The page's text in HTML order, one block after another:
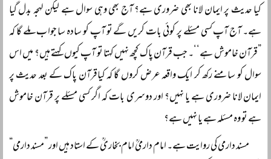
کیا حدیث پر ایمان لانا بھی ضروری ہے؟ آج بھی وہی سوال ہے لیکن لہجہ بدل گیا
ہے۔ آج آپ کسی مسئلے پر کوئی بات کریں گے تو آپ کو سادہ سا جواب ملے گا کہ
”قرآن خاموش ہے‘‘۔ جب قرآن پاک کچھ نہیں کہتا تو آپ کیوں کہتے ہیں؟ میں اس
سوال کو سامنے رکھ کر ایک واقعہ عرض کروں گا کہ کیاقرآن پاک کے بعد حدیث پر
ایمان لانا ضروری ہے یا نہیں؟ اور دوسری بات کہ اگر کسی مسئلے پر قرآن خاموش
ہے تو وہ مسئلہ ہے یا نہیں ہے؟
مسند دارمی کی روایت ہے۔ امام دارمیؒ امام بخاریؒ کے استاد ہیں اور ”مسند دارمی“